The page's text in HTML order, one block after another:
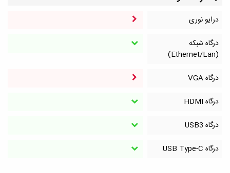
درایو نوری
درگاه شبکه
(Ethernet/Lan)
درگاه VGA
درگاه HDMI
درگاه‌ USB3
درگاه‌ USB Type-C